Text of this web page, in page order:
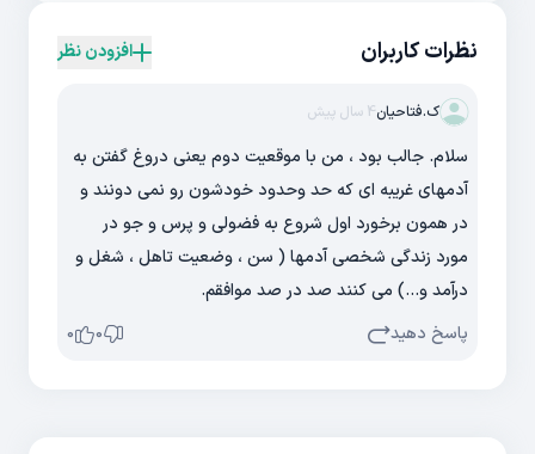
نظرات کاربران افزودن نظر
ک.فتاحیان4 سال پیش
سلام. جالب بود ، من با موقعیت دوم یعنی دروغ گفتن به
آدمهای غریبه ای که حد وحدود خودشون رو نمی دونند و
در همون برخورد اول شروع به فضولی و پرس و جو در
مورد زندگی شخصی آدمها ( سن ، وضعیت تاهل ، شغل و
درآمد و...) می کنند صد در صد موافقم.
پاسخ دهید
0
0